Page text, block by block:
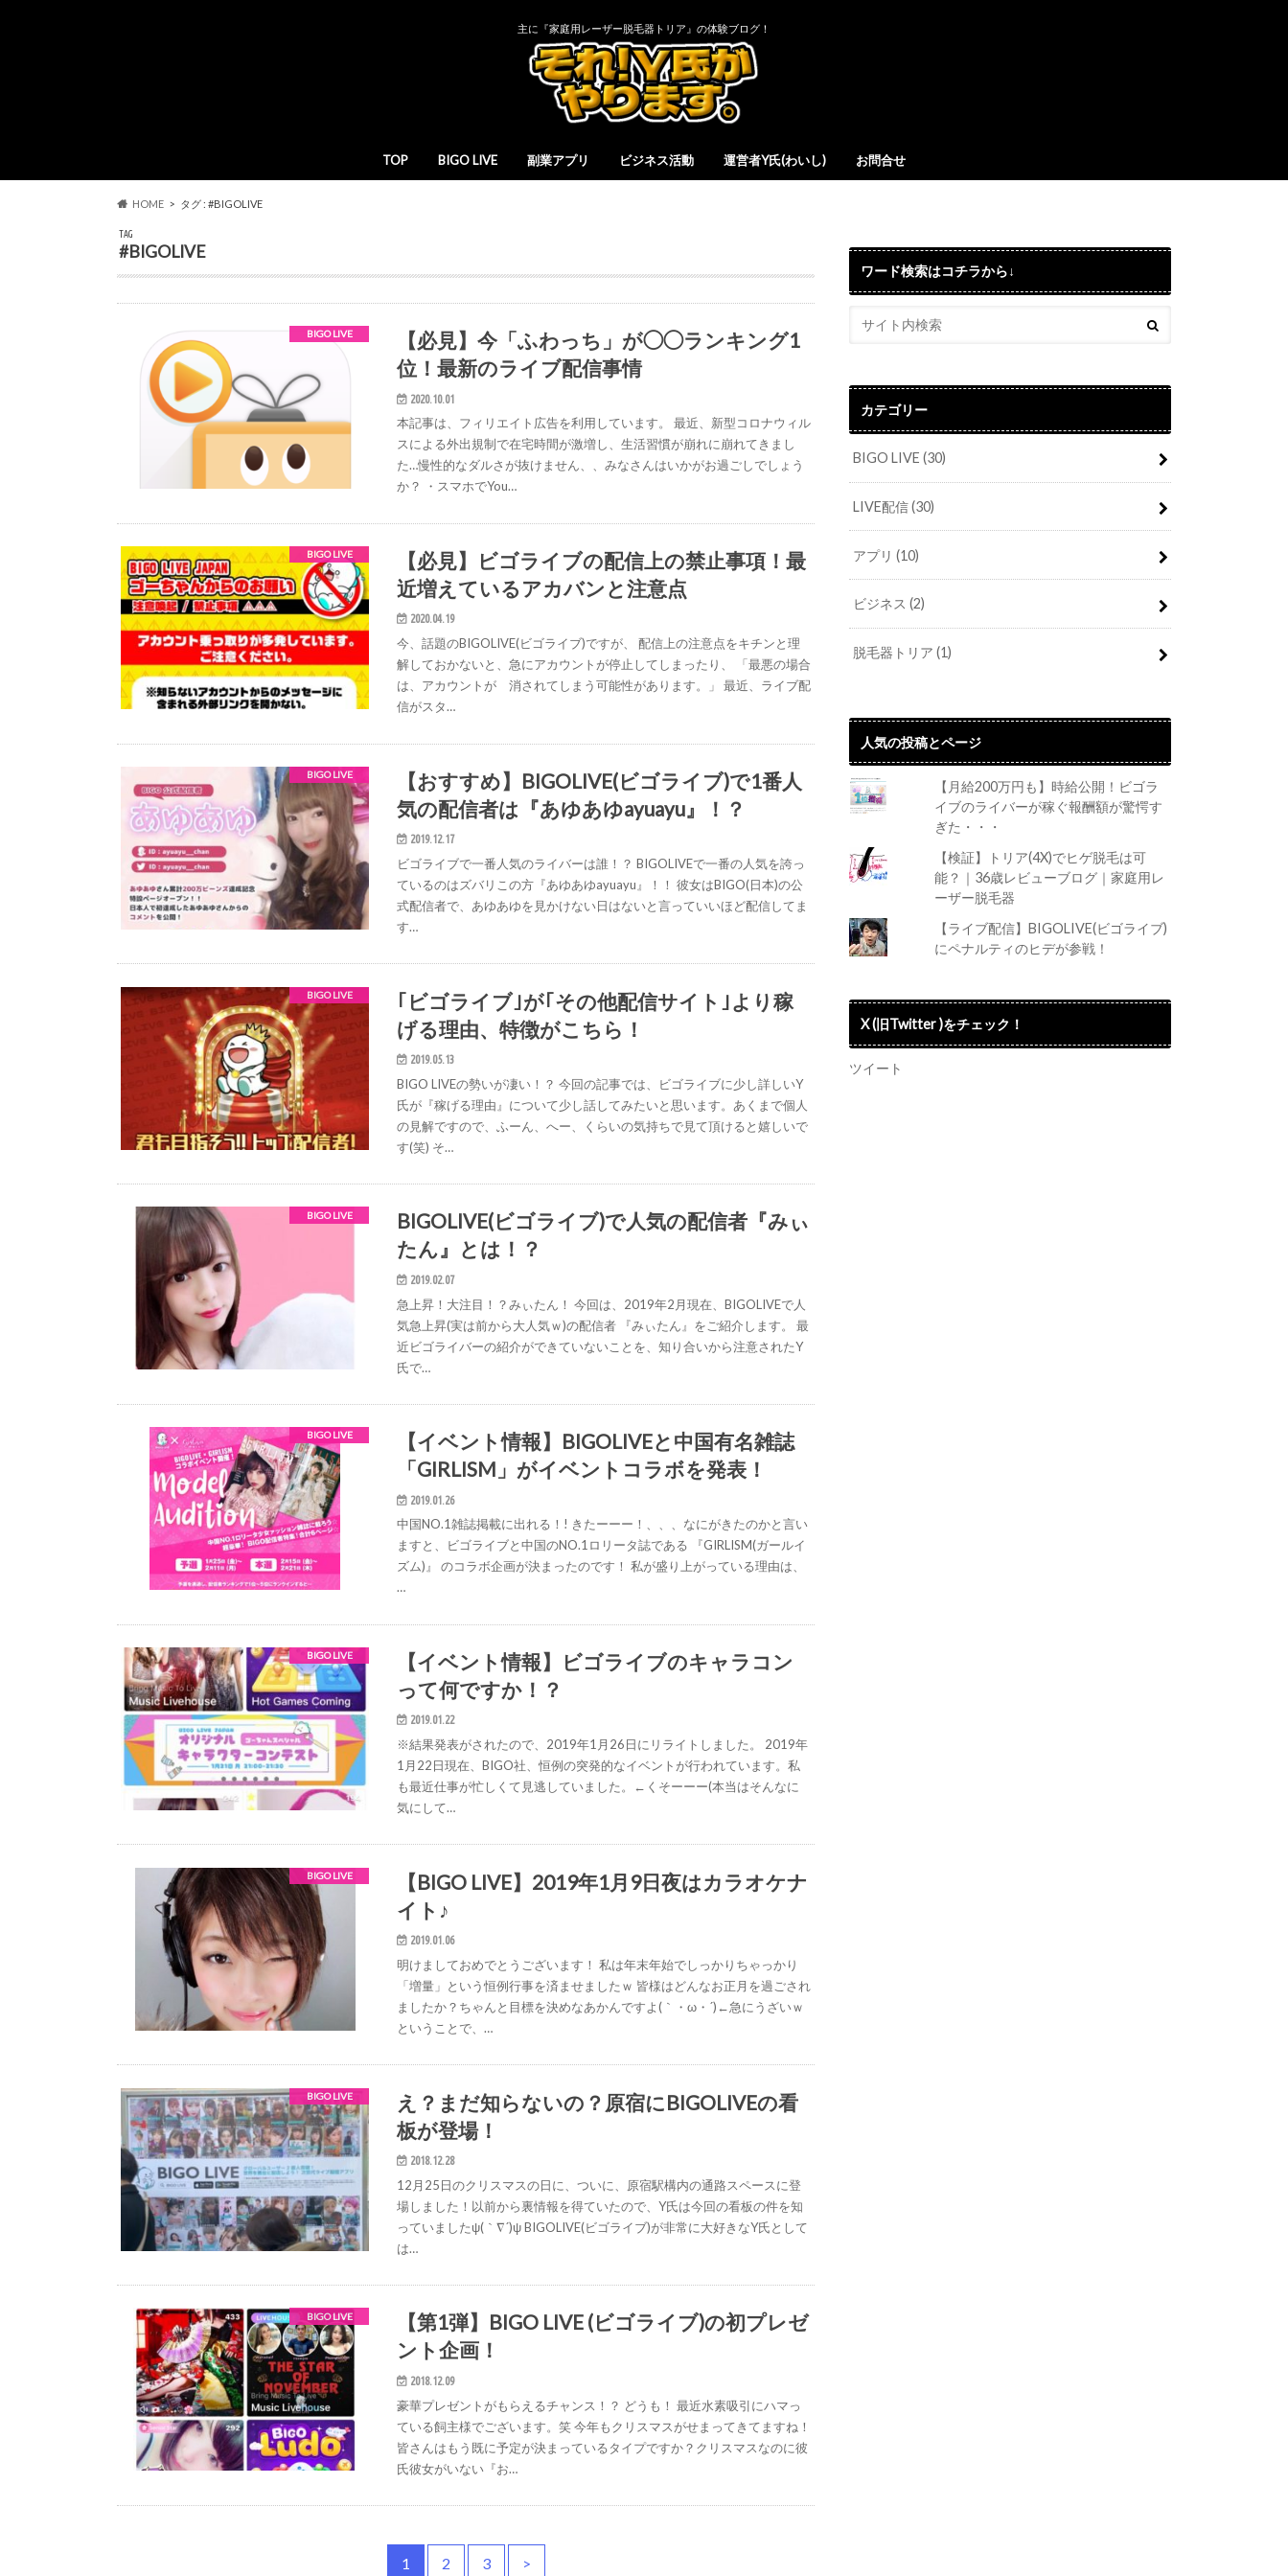
主に『家庭用レーザー脱毛器トリア』の体験ブログ！
TOP BIGO LIVE 副業アプリ ビジネス活動 運営者Y氏(わいし) お問合せ
HOME タグ : #BIGOLIVE
TAG
#BIGOLIVE
BIGO LIVE
【必見】今「ふわっち」が◯◯ランキング1
位！最新のライブ配信事情
2020.10.01
本記事は、フィリエイト広告を利用しています。 最近、新型コロナウィル
スによる外出規制で在宅時間が激増し、生活習慣が崩れに崩れてきまし
た…慢性的なダルさが抜けません、、みなさんはいかがお過ごしでしょう
か？ ・スマホでYou…
BIGO LIVE
【必見】ビゴライブの配信上の禁止事項！最
近増えているアカバンと注意点
2020.04.19
今、話題のBIGOLIVE(ビゴライブ)ですが、 配信上の注意点をキチンと理
解しておかないと、急にアカウントが停止してしまったり、 「最悪の場合
は、アカウントが 消されてしまう可能性があります。」 最近、ライブ配
信がスタ…
BIGO LIVE
【おすすめ】BIGOLIVE(ビゴライブ)で1番人
気の配信者は『あゆあゆayuayu』！？
2019.12.17
ビゴライブで一番人気のライバーは誰！？ BIGOLIVEで一番の人気を誇っ
ているのはズバリこの方『あゆあゆayuayu』！！ 彼女はBIGO(日本)の公
式配信者で、あゆあゆを見かけない日はないと言っていいほど配信してま
す…
BIGO LIVE
｢ビゴライブ｣が｢その他配信サイト｣より稼
げる理由、特徴がこちら！
2019.05.13
BIGO LIVEの勢いが凄い！？ 今回の記事では、ビゴライブに少し詳しいY
氏が『稼げる理由』について少し話してみたいと思います。あくまで個人
の見解ですので、ふーん、へー、くらいの気持ちで見て頂けると嬉しいで
す(笑) そ…
BIGO LIVE
BIGOLIVE(ビゴライブ)で人気の配信者『みぃ
たん』とは！？
2019.02.07
急上昇！大注目！？みぃたん！ 今回は、2019年2月現在、BIGOLIVEで人
気急上昇(実は前から大人気ｗ)の配信者 『みぃたん』をご紹介します。 最
近ビゴライバーの紹介ができていないことを、知り合いから注意されたY
氏で…
BIGO LIVE
【イベント情報】BIGOLIVEと中国有名雑誌
「GIRLISM」がイベントコラボを発表！
2019.01.26
中国NO.1雑誌掲載に出れる！! きたーーー！、、、なにがきたのかと言い
ますと、ビゴライブと中国のNO.1ロリータ誌である 『GIRLISM(ガールイ
ズム)』 のコラボ企画が決まったのです！ 私が盛り上がっている理由は、
…
BIGO LIVE
【イベント情報】ビゴライブのキャラコン
って何ですか！？
2019.01.22
※結果発表がされたので、2019年1月26日にリライトしました。 2019年
1月22日現在、BIGO社、恒例の突発的なイベントが行われています。私
も最近仕事が忙しくて見逃していました。←くそーーー(本当はそんなに
気にして…
BIGO LIVE
【BIGO LIVE】2019年1月9日夜はカラオケナ
イト♪
2019.01.06
明けましておめでとうございます！ 私は年末年始でしっかりちゃっかり
「増量」という恒例行事を済ませましたｗ 皆様はどんなお正月を過ごされ
ましたか？ちゃんと目標を決めなあかんですよ(｀・ω・´)←急にうざいｗ
ということで、…
BIGO LIVE
え？まだ知らないの？原宿にBIGOLIVEの看
板が登場！
2018.12.28
12月25日のクリスマスの日に、ついに、原宿駅構内の通路スペースに登
場しました！以前から裏情報を得ていたので、Y氏は今回の看板の件を知
っていましたψ(｀∇´)ψ BIGOLIVE(ビゴライブ)が非常に大好きなY氏として
は…
BIGO LIVE
【第1弾】BIGO LIVE (ビゴライブ)の初プレゼ
ント企画！
2018.12.09
豪華プレゼントがもらえるチャンス！？ どうも！ 最近水素吸引にハマっ
ている飼主様でございます。笑 今年もクリスマスがせまってきてますね！
皆さんはもう既に予定が決まっているタイプですか？クリスマスなのに彼
氏彼女がいない『お…
1 2 3 >
ワード検索はコチラから↓
カテゴリー
BIGO LIVE(30)
LIVE配信(30)
アプリ(10)
ビジネス(2)
脱毛器トリア(1)
人気の投稿とページ
【月給200万円も】時給公開！ビゴラ
イブのライバーが稼ぐ報酬額が驚愕す
ぎた・・・
【検証】トリア(4X)でヒゲ脱毛は可
能？｜36歳レビューブログ｜家庭用レ
ーザー脱毛器
【ライブ配信】BIGOLIVE(ビゴライブ)
にペナルティのヒデが参戦！
X (旧Twitter )をチェック！
ツイート